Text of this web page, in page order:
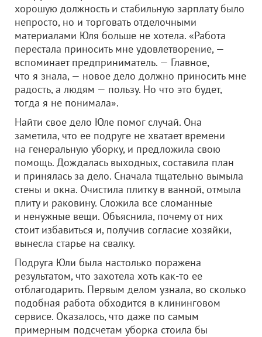
хорошую должность и стабильную зарплату было
непросто, но и торговать отделочными
материалами Юля больше не хотела. «Работа
перестала приносить мне удовлетворение, —
вспоминает предприниматель. — Главное,
что я знала, — новое дело должно приносить мне
радость, а людям — пользу. Но что это будет,
тогда я не понимала».
Найти свое дело Юле помог случай. Она
заметила, что ее подруге не хватает времени
на генеральную уборку, и предложила свою
помощь. Дождалась выходных, составила план
и принялась за дело. Сначала тщательно вымыла
стены и окна. Очистила плитку в ванной, отмыла
плиту и раковину. Сложила все сломанные
и ненужные вещи. Объяснила, почему от них
стоит избавиться и, получив согласие хозяйки,
вынесла старье на свалку.
Подруга Юли была настолько поражена
результатом, что захотела хоть как-то ее
отблагодарить. Первым делом узнала, во сколько
подобная работа обходится в клининговом
сервисе. Оказалось, что даже по самым
примерным подсчетам уборка стоила бы